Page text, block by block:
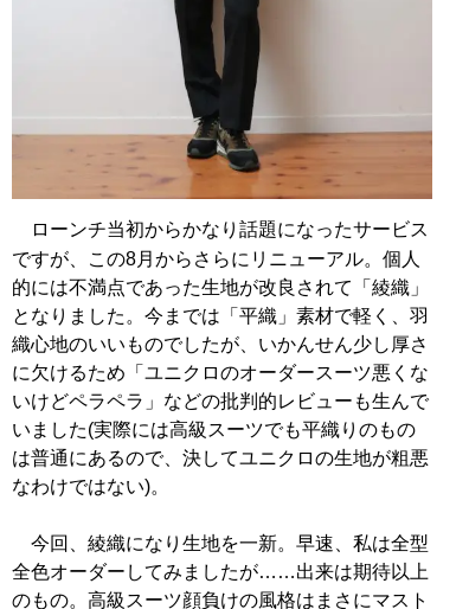
ローンチ当初からかなり話題になったサービス
ですが、この8月からさらにリニューアル。個人
的には不満点であった生地が改良されて「綾織」
となりました。今までは「平織」素材で軽く、羽
織心地のいいものでしたが、いかんせん少し厚さ
に欠けるため「ユニクロのオーダースーツ悪くな
いけどペラペラ」などの批判的レビューも生んで
いました(実際には高級スーツでも平織りのもの
は普通にあるので、決してユニクロの生地が粗悪
なわけではない)。
今回、綾織になり生地を一新。早速、私は全型
全色オーダーしてみましたが……出来は期待以上
のもの。高級スーツ顔負けの風格はまさにマスト